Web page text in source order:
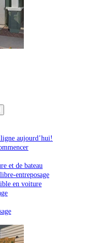
aujourd’hui!
et de bateau
entreposage
en voiture